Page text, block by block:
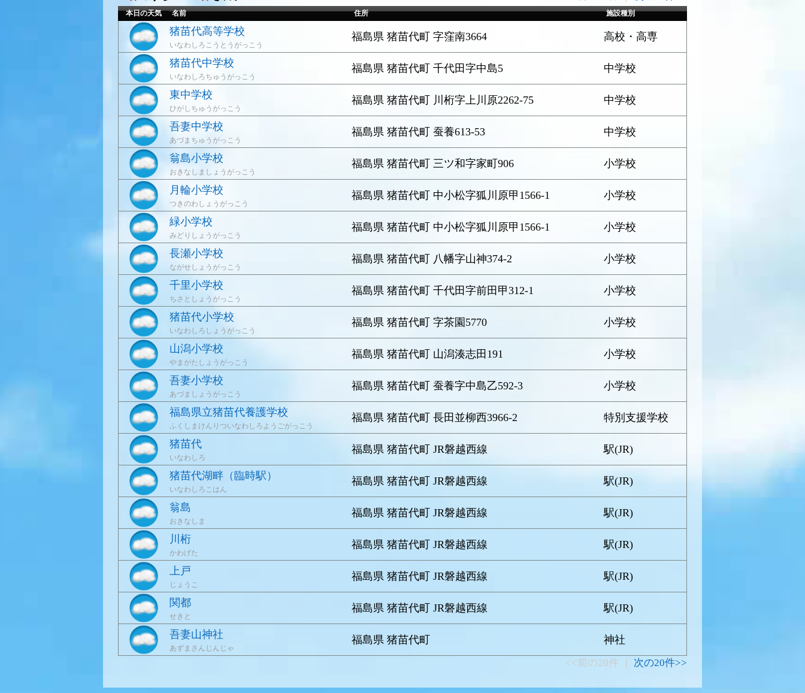
本日の天気 名前 住所 施設種別
猪苗代高等学校
いなわしろこうとうがっこう
福島県 猪苗代町 字窪南3664 高校・高専
猪苗代中学校
いなわしろちゅうがっこう
福島県 猪苗代町 千代田字中島5 中学校
東中学校
ひがしちゅうがっこう
福島県 猪苗代町 川桁字上川原2262-75 中学校
吾妻中学校
あづまちゅうがっこう
福島県 猪苗代町 蚕養613-53 中学校
翁島小学校
おきなしましょうがっこう
福島県 猪苗代町 三ツ和字家町906 小学校
月輪小学校
つきのわしょうがっこう
福島県 猪苗代町 中小松字狐川原甲1566-1 小学校
緑小学校
みどりしょうがっこう
福島県 猪苗代町 中小松字狐川原甲1566-1 小学校
長瀬小学校
ながせしょうがっこう
福島県 猪苗代町 八幡字山神374-2 小学校
千里小学校
ちさとしょうがっこう
福島県 猪苗代町 千代田字前田甲312-1 小学校
猪苗代小学校
いなわしろしょうがっこう
福島県 猪苗代町 字茶園5770 小学校
山潟小学校
やまがたしょうがっこう
福島県 猪苗代町 山潟湊志田191 小学校
吾妻小学校
あづましょうがっこう
福島県 猪苗代町 蚕養字中島乙592-3 小学校
福島県立猪苗代養護学校
ふくしまけんりついなわしろようごがっこう
福島県 猪苗代町 長田並柳西3966-2 特別支援学校
猪苗代
いなわしろ
福島県 猪苗代町 JR磐越西線 駅(JR)
猪苗代湖畔（臨時駅）
いなわしろこはん
福島県 猪苗代町 JR磐越西線 駅(JR)
翁島
おきなしま
福島県 猪苗代町 JR磐越西線 駅(JR)
川桁
かわげた
福島県 猪苗代町 JR磐越西線 駅(JR)
上戸
じょうこ
福島県 猪苗代町 JR磐越西線 駅(JR)
関都
せきと
福島県 猪苗代町 JR磐越西線 駅(JR)
吾妻山神社
あずまさんじんじゃ
福島県 猪苗代町 神社
<<前の20件 ｜ 次の20件>>